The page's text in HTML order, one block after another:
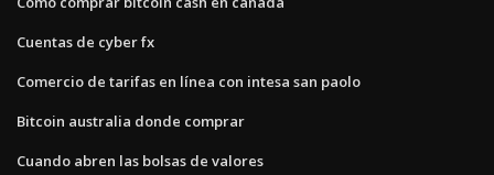
Cuentas de cyber fx
Comercio de tarifas en línea con intesa san paolo
Bitcoin australia donde comprar
Cuando abren las bolsas de valores